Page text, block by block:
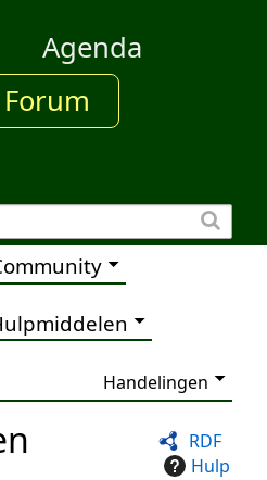
Agenda
Forum
Handelingen
RDF
Hulp